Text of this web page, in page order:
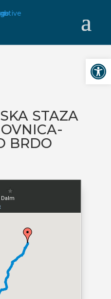
STAZA
BRDO